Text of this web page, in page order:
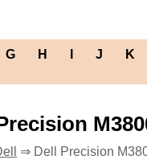
G H J K
⇒ Dell Precision